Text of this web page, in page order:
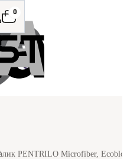
0
PENTRILO Microfiber,